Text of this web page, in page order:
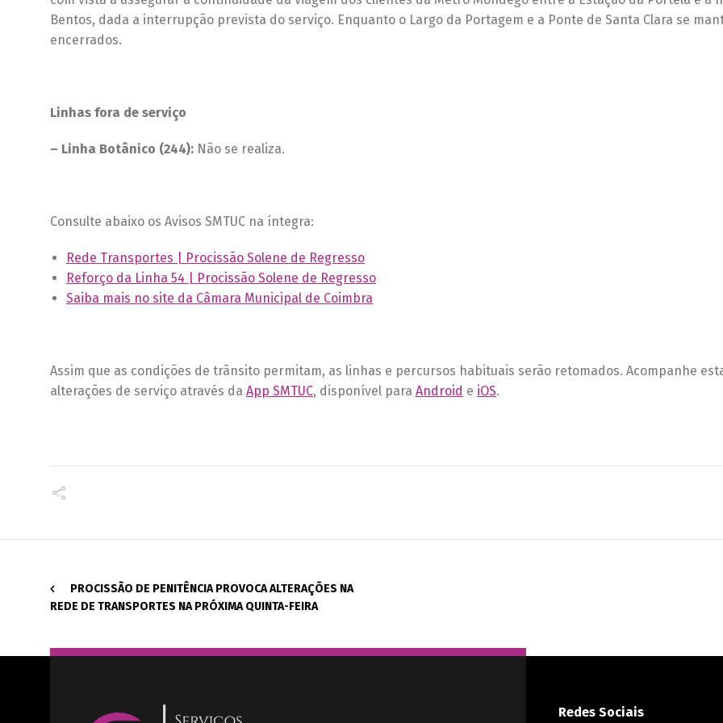
Bentos, dada a interrupção prevista do serviço. Enquanto o Largo da Portagem e a Ponte de Santa Clara se
encerrados.
Linhas fora de serviço
– Linha Botânico (244): Não se realiza.
Consulte abaixo os Avisos SMTUC na íntegra:
Rede Transportes | Procissão Solene de Regresso
Reforço da Linha 54 | Procissão Solene de Regresso
Saiba mais no site da Câmara Municipal de Coimbra
Assim que as condições de trânsito permitam, as linhas e percursos habituais serão retomados. Acompanhe
alterações de serviço através da App SMTUC, disponível para Android e iOS.
PROCISSÃO DE PENITÊNCIA PROVOCA ALTERAÇÕES NA
REDE DE TRANSPORTES NA PRÓXIMA QUINTA-FEIRA
Redes Sociais